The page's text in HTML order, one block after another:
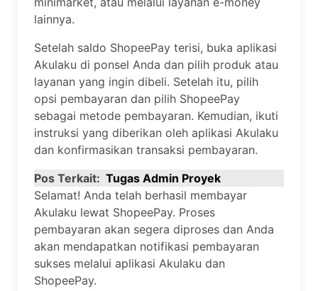
lainnya.
Setelah saldo ShopeePay terisi, buka aplikasi
Akulaku di ponsel Anda dan pilih produk atau
layanan yang ingin dibeli. Setelah itu, pilih
opsi pembayaran dan pilih ShopeePay
sebagai metode pembayaran. Kemudian, ikuti
instruksi yang diberikan oleh aplikasi Akulaku
dan konfirmasikan transaksi pembayaran.
Pos Terkait: Tugas Admin Proyek
Selamat! Anda telah berhasil membayar
Akulaku lewat ShopeePay. Proses
pembayaran akan segera diproses dan Anda
akan mendapatkan notifikasi pembayaran
sukses melalui aplikasi Akulaku dan
ShopeePay.